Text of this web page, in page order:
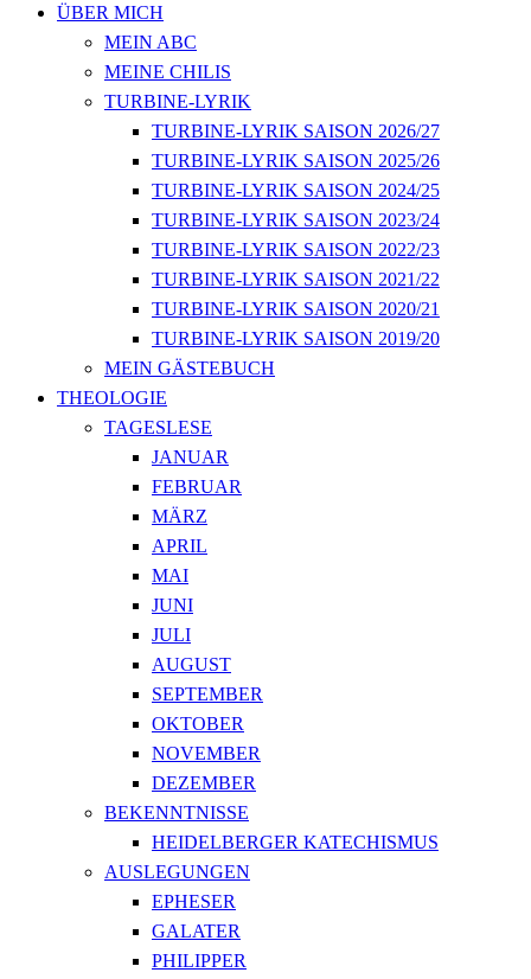
ÜBER MICH
MEIN ABC
MEINE CHILIS
TURBINE-LYRIK
TURBINE-LYRIK SAISON 2026/27
TURBINE-LYRIK SAISON 2025/26
TURBINE-LYRIK SAISON 2024/25
TURBINE-LYRIK SAISON 2023/24
TURBINE-LYRIK SAISON 2022/23
TURBINE-LYRIK SAISON 2021/22
TURBINE-LYRIK SAISON 2020/21
TURBINE-LYRIK SAISON 2019/20
MEIN GÄSTEBUCH
THEOLOGIE
TAGESLESE
JANUAR
FEBRUAR
MÄRZ
APRIL
MAI
JUNI
JULI
AUGUST
SEPTEMBER
OKTOBER
NOVEMBER
DEZEMBER
BEKENNTNISSE
HEIDELBERGER KATECHISMUS
AUSLEGUNGEN
EPHESER
GALATER
PHILIPPER